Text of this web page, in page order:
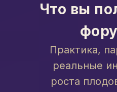
Что вы
Практика,
реальные
роста